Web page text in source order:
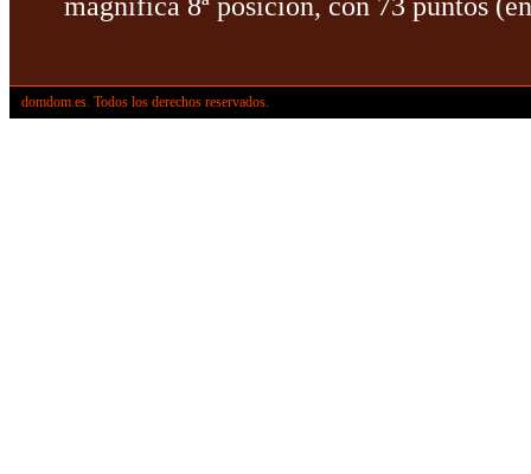
domdom.es. Todos los derechos reservados.